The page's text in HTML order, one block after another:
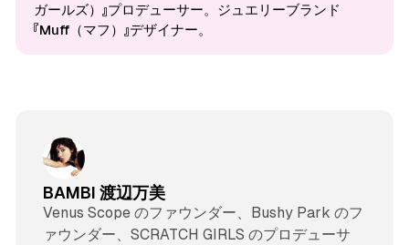
ガールズ）』プロデューサー。ジュエリーブランド
『Muff（マフ）』デザイナー。
BAMBI 渡辺万美
Venus Scope のファウンダー、Bushy Park のフ
ァウンダー、SCRATCH GIRLS のプロデューサ